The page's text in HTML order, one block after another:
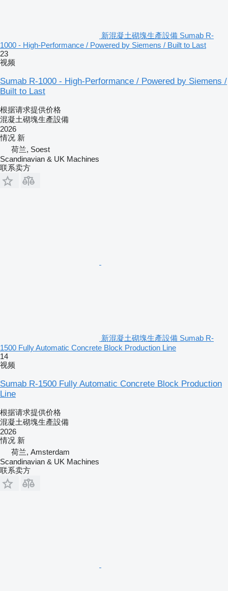
新混凝土砌塊生產設備 Sumab R-
1000 - High-Performance / Powered by Siemens / Built to Last
23
视频
Sumab R-1000 - High-Performance / Powered by Siemens /
Built to Last
根据请求提供价格
混凝土砌塊生產設備
2026
情况 新
荷兰, Soest
Scandinavian & UK Machines
联系卖方
新混凝土砌塊生產設備 Sumab R-
1500 Fully Automatic Concrete Block Production Line
14
视频
Sumab R-1500 Fully Automatic Concrete Block Production
Line
根据请求提供价格
混凝土砌塊生產設備
2026
情况 新
荷兰, Amsterdam
Scandinavian & UK Machines
联系卖方